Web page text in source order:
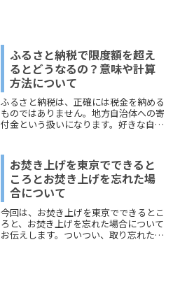
ふるさと納税で限度額を超え
るとどうなるの？意味や計算
方法について
ふるさと納税は、正確には税金を納める
ものではありません。地方自治体への寄
付金という扱いになります。好きな自治
のは、自治体からお礼の品がもらえるこ
とでしょう。その他にも、...
お焚き上げを東京でできると
ころとお焚き上げを忘れた場
合について
今回は、お焚き上げを東京でできるとこ
ろと、お焚き上げを忘れた場合について
お伝えします。ついつい、取り忘れた